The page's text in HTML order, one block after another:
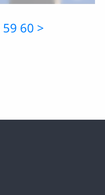
59 60 >